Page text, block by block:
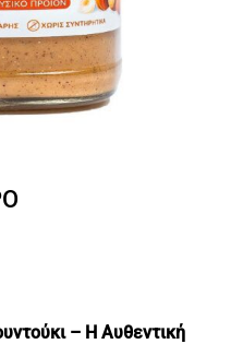
– Η Αυθεντική